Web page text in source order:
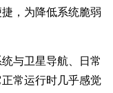
，为降低系统脆弱
与卫星导航、日常
常运行时几乎感觉